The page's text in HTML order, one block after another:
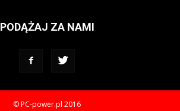
PODĄŻAJ ZA NAMI
© PC-power.pl 2016